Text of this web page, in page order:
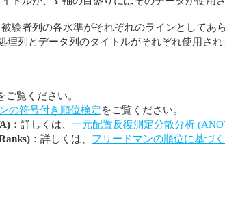
験者列の各水準がそれぞれのラインとしてあ
列とデータ列のタイトルがそれぞれ使用され
ご覧ください。
の符号付き順位検定をご覧ください。
：詳しくは、 一元配置反復測定分散分析
：詳しくは、 フリードマンの順位に基づ